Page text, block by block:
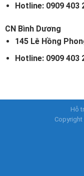
Hotline: 0909 403
CN Bình Dương
145 Lê Hồng
Hotline: 0909 403
Hỗ